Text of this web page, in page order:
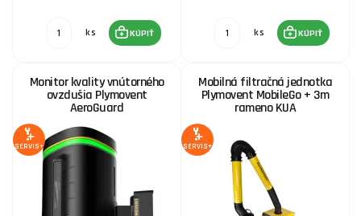
ks KÚPIŤ ks KÚPIŤ
Monitor kvality vnútorného
ovzdušia Plymovent
AeroGuard
SERVIS+
Mobilná filtračná jednotka
Plymovent MobileGo + 3m
rameno KUA
SERVIS+